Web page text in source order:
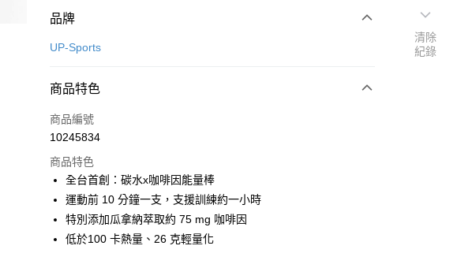
付款方式
信用卡一次付款
合作金庫商業銀行
華南商業銀行
上海商業儲蓄銀行
國泰世華商業銀行
臺灣中小企業銀行
台中商業銀行
聯邦商業銀行
遠東國際商業銀行
元大商業銀行
超商取貨付款
LINE Pay
Apple Pay
ATM付款
品牌
UP-Sports
商品特色
商品編號
10245834
商品特色
全台首創：碳水x咖啡因能量棒
運動前 10 分鐘一支，支援訓練約一小時
特別添加瓜拿納萃取約 75 mg 咖啡因
低於100 卡熱量、26 克輕量化
清除
紀錄